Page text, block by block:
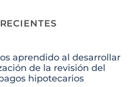
aprendido al desarrollar
de la revisión del
hipotecarios